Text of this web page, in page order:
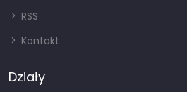
RSS
Kontakt
Działy